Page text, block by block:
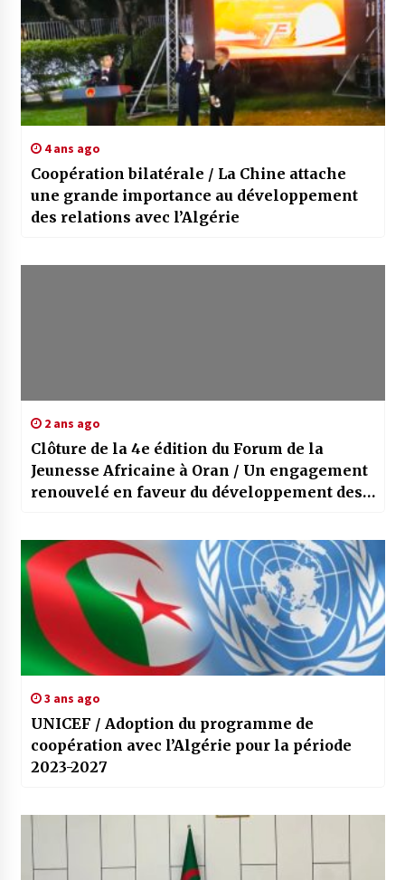
4 ans ago
Coopération bilatérale / La Chine attache
une grande importance au développement
des relations avec l’Algérie
2 ans ago
Clôture de la 4e édition du Forum de la
Jeunesse Africaine à Oran / Un engagement
renouvelé en faveur du développement des
3 ans ago
UNICEF / Adoption du programme de
coopération avec l’Algérie pour la période
2023-2027